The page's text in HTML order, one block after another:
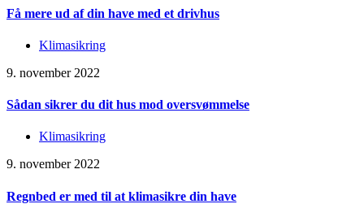
Få mere ud af din have med et drivhus
Klimasikring
9. november 2022
Sådan sikrer du dit hus mod oversvømmelse
Klimasikring
9. november 2022
Regnbed er med til at klimasikre din have